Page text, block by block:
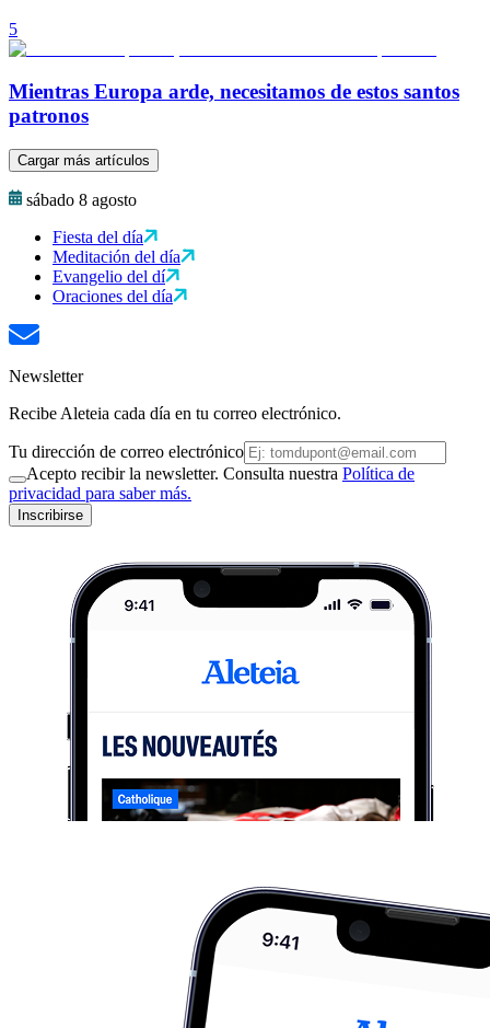
5
Mientras Europa arde, necesitamos de estos santos
patronos
Cargar más artículos
sábado 8 agosto
Fiesta del día
Meditación del día
Evangelio del dí
Oraciones del día
Newsletter
Recibe Aleteia cada día en tu correo electrónico.
Tu dirección de correo electrónico
Acepto recibir la newsletter. Consulta nuestra Política de
privacidad para saber más.
Inscribirse